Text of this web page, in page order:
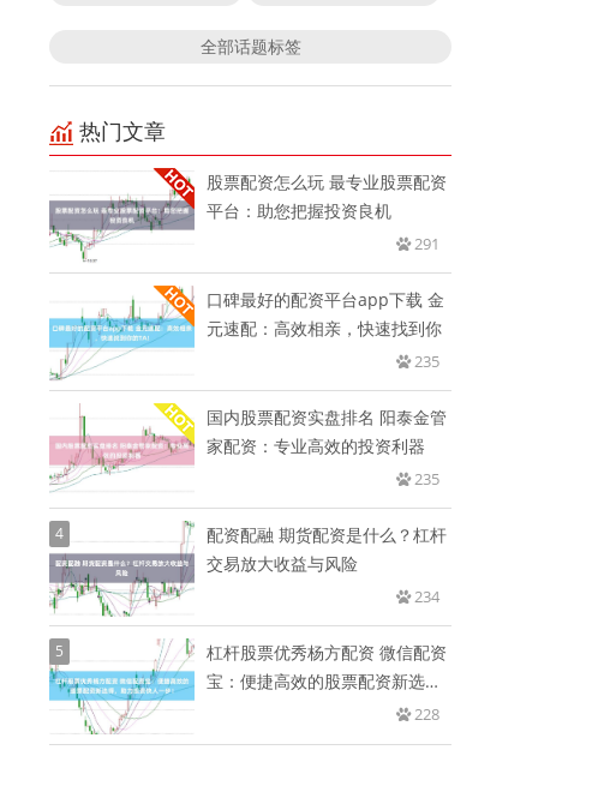
全部话题标签
热门文章
股票配资怎么玩 最专业股票配资
平台：助您把握投资良机
291
口碑最好的配资平台app下载 金
元速配：高效相亲，快速找到你
235
国内股票配资实盘排名 阳泰金管
家配资：专业高效的投资利器
235
4
配资配融 期货配资是什么？杠杆
交易放大收益与风险
234
5
杠杆股票优秀杨方配资 微信配资
宝：便捷高效的股票配资新选
228